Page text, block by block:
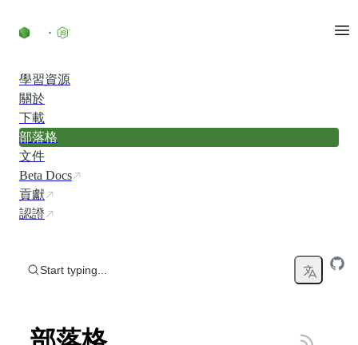
學習資源
關於
下載
部落格
文件
Beta Docs
貢獻
認證
Start typing...